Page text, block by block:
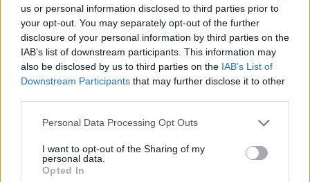
us or personal information disclosed to third parties prior to
your opt-out. You may separately opt-out of the further
disclosure of your personal information by third parties on the
IAB’s list of downstream participants. This information may
also be disclosed by us to third parties on the IAB’s List of
Downstream Participants that may further disclose it to other
Please note that this website/app uses one or more Google
not limited to your visit or usage behaviour. You may click to
grant or deny consent to Google and its third-party tags to
use your data for below specified purposes in below Google
Personal Data Processing Opt Outs
I want to opt-out of the Sharing of my
personal data.
Opted In
τρίποντο του Μοντέρο έφερε τηνΒαλένθιασε
απόσταση μίας κατοχής (89-92 στο 37'), βάζοντας
και την Roig Arena στο παιχνίδι. Αποτέλεσμα; Ο
Παναθηναϊκόςνα μείνει άσφαιρος για ενάμιση
λεπτό και να δεχθεί σερί 9-0 για το 95-92 στο 1:27
για το τέλος.